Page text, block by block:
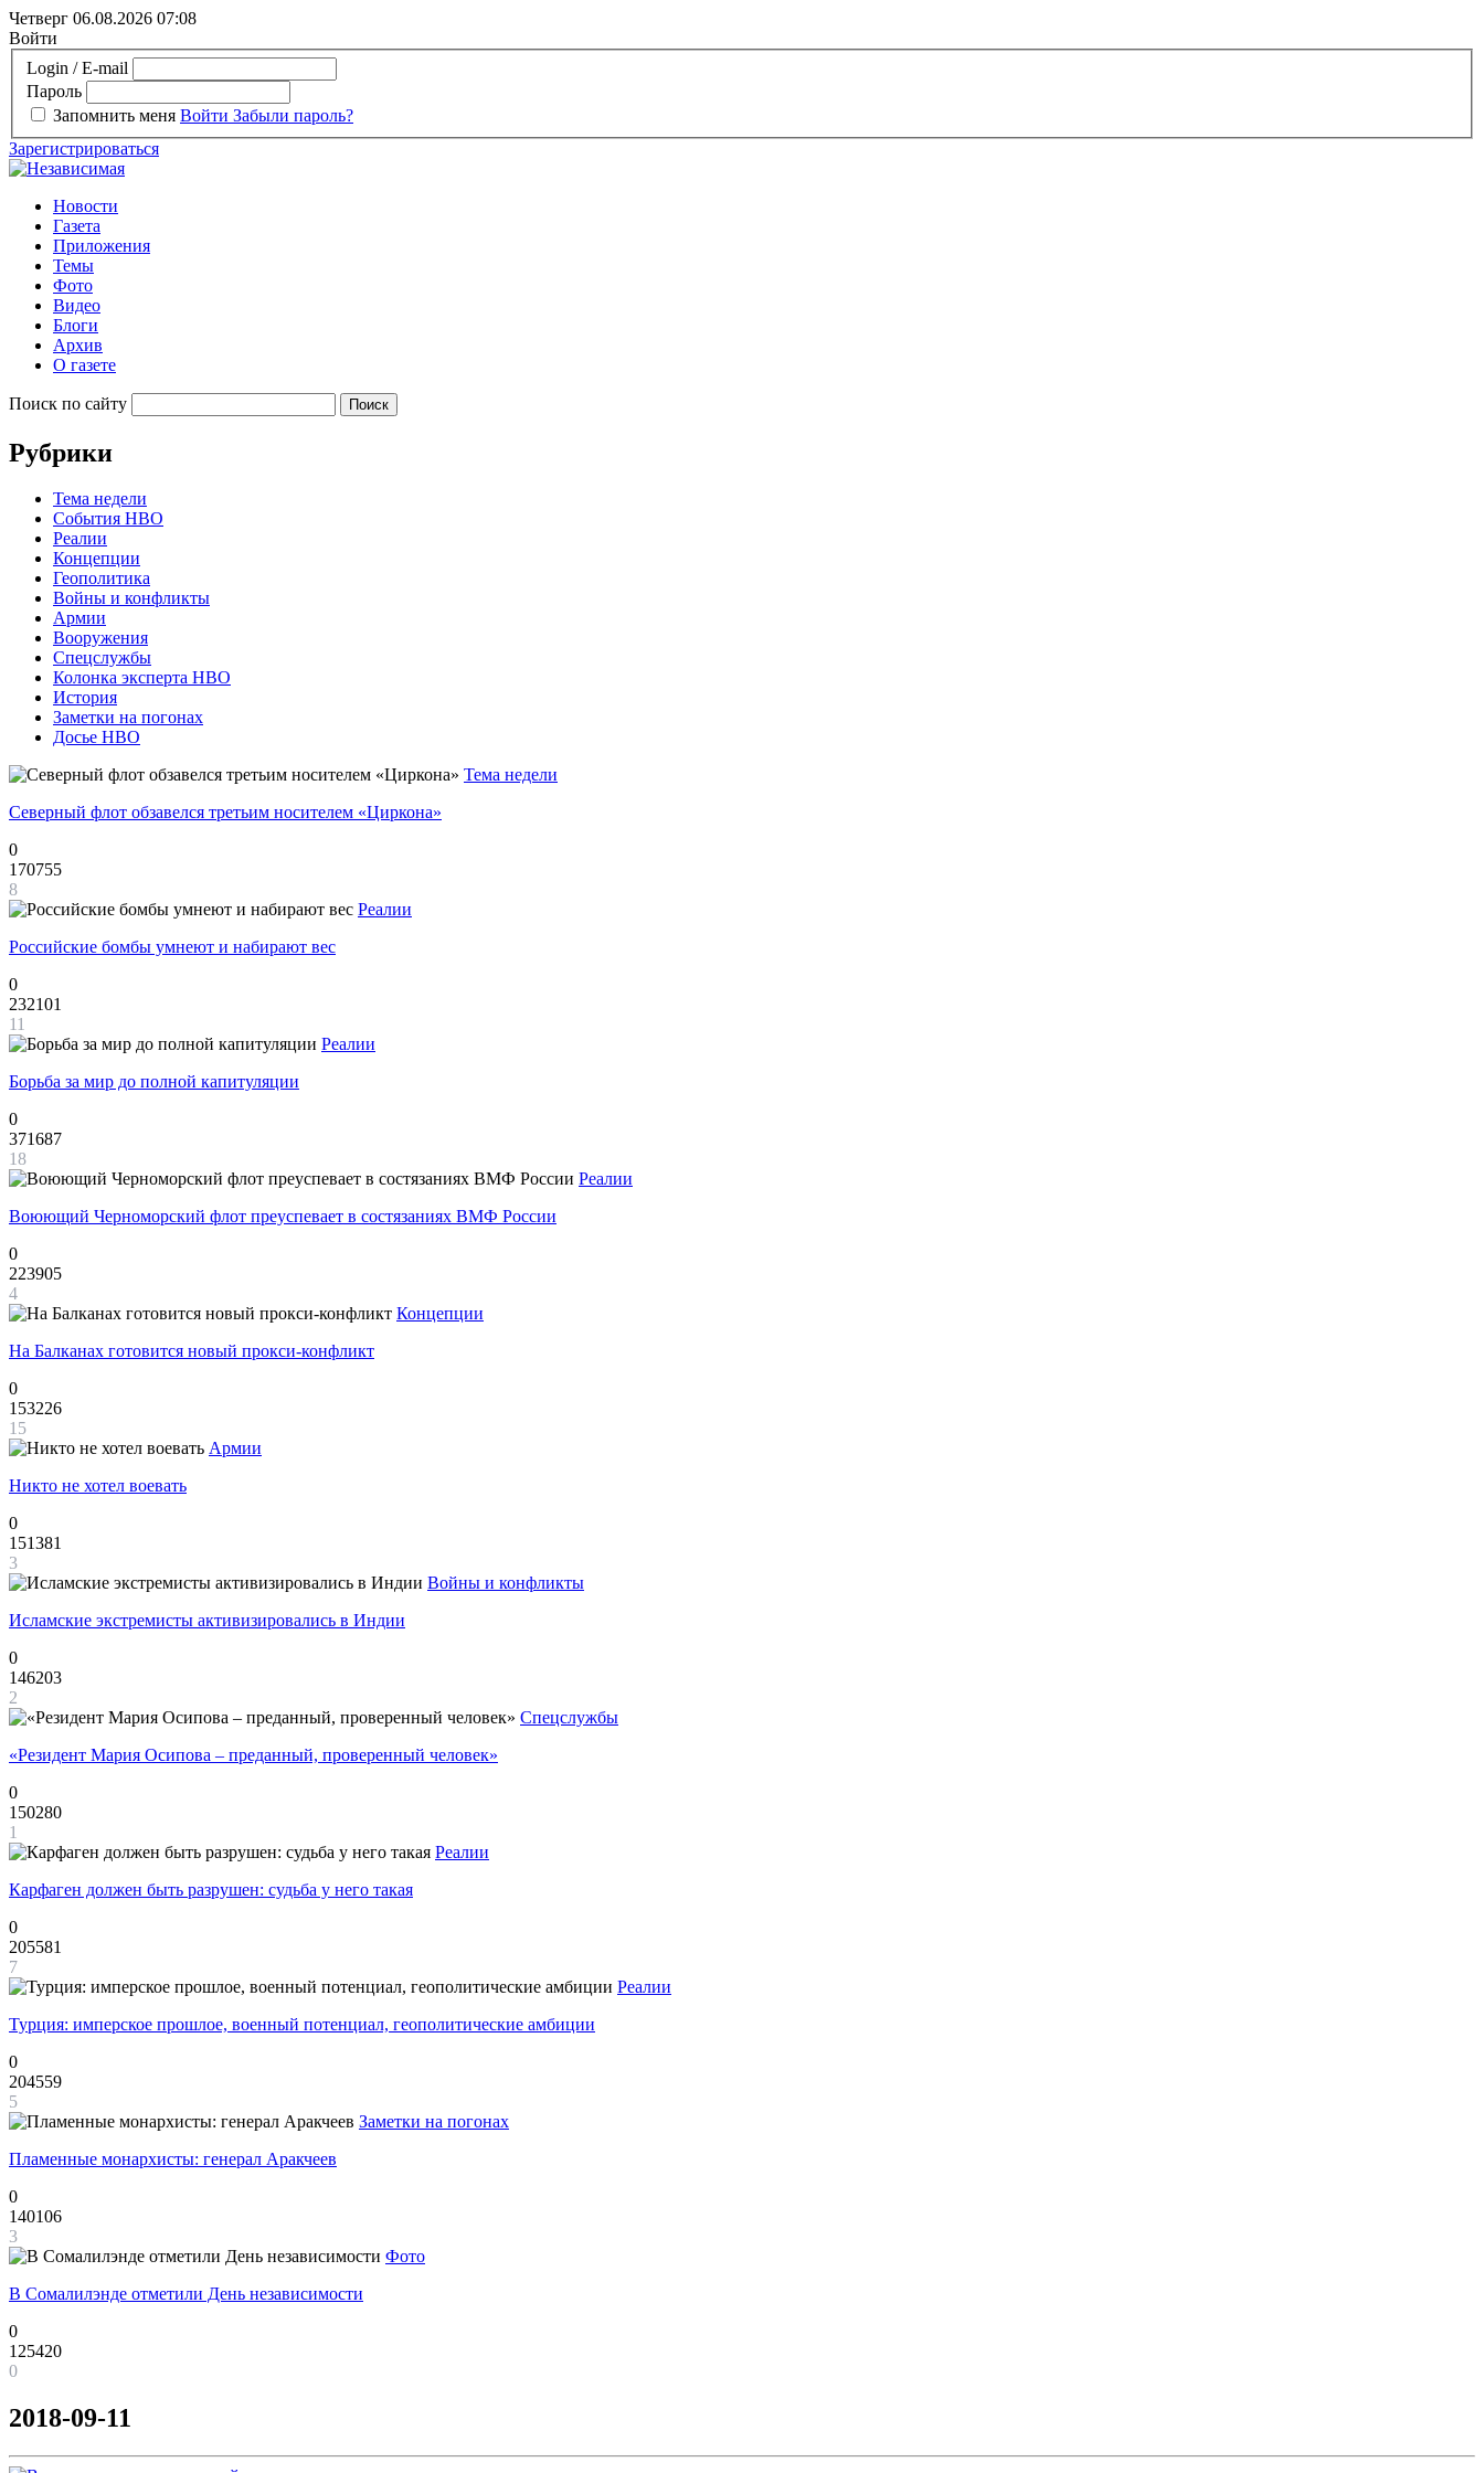
Четверг 06.08.2026 07:08
Войти
Login / E-mail
Пароль
Запомнить меня Войти Забыли пароль?
Зарегистрироваться
Новости
Газета
Приложения
Темы
Фото
Видео
Блоги
Архив
О газете
Поиск по сайту
Рубрики
Тема недели
События НВО
Реалии
Концепции
Геополитика
Войны и конфликты
Армии
Вооружения
Спецслужбы
Колонка эксперта НВО
История
Заметки на погонах
Досье НВО
Тема недели
Северный флот обзавелся третьим носителем «Циркона»
0
170755
8
Реалии
Российские бомбы умнеют и набирают вес
0
232101
11
Реалии
Борьба за мир до полной капитуляции
0
371687
18
Реалии
Воюющий Черноморский флот преуспевает в состязаниях ВМФ России
0
223905
4
Концепции
На Балканах готовится новый прокси-конфликт
0
153226
15
Армии
Никто не хотел воевать
0
151381
3
Войны и конфликты
Исламские экстремисты активизировались в Индии
0
146203
2
Спецслужбы
«Резидент Мария Осипова – преданный, проверенный человек»
0
150280
1
Реалии
Карфаген должен быть разрушен: судьба у него такая
0
205581
7
Реалии
Турция: имперское прошлое, военный потенциал, геополитические амбиции
0
204559
5
Заметки на погонах
Пламенные монархисты: генерал Аракчеев
0
140106
3
Фото
В Сомалилэнде отметили День независимости
0
125420
0
2018-09-11